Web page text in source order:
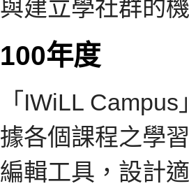
與建立學社群的
100年度
「IWiLL
據各個課程之學
編輯工具，設計